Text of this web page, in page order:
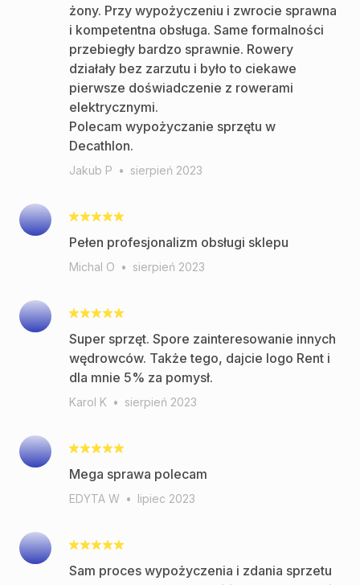
żony. Przy wypożyczeniu i zwrocie sprawna
i kompetentna obsługa. Same formalności
przebiegły bardzo sprawnie. Rowery
działały bez zarzutu i było to ciekawe
pierwsze doświadczenie z rowerami
elektrycznymi.
Polecam wypożyczanie sprzętu w
Decathlon.
Jakub P • sierpień 2023
Pełen profesjonalizm obsługi sklepu
Michal O • sierpień 2023
Super sprzęt. Spore zainteresowanie innych
wędrowców. Także tego, dajcie logo Rent i
dla mnie 5% za pomysł.
Karol K • sierpień 2023
Mega sprawa polecam
EDYTA W • lipiec 2023
Sam proces wypożyczenia i zdania sprzetu